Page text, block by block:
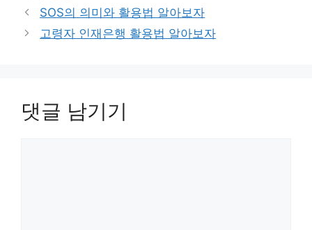
SOS의 의미와 활용법 알아보자
고령자 인재은행 활용법 알아보자
댓글 남기기